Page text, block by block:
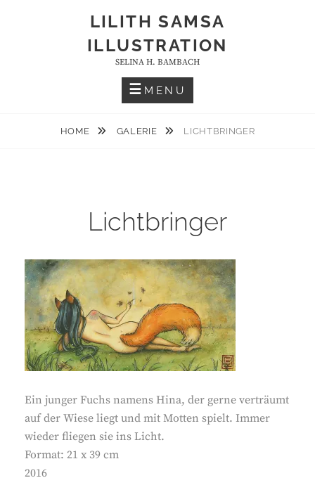
LILITH SAMSA
ILLUSTRATION
SELINA H. BAMBACH
MENU
HOME GALERIE LICHTBRINGER
Lichtbringer
Ein junger Fuchs namens Hina, der gerne verträumt
auf der Wiese liegt und mit Motten spielt. Immer
wieder fliegen sie ins Licht.
Format: 21 x 39 cm
2016